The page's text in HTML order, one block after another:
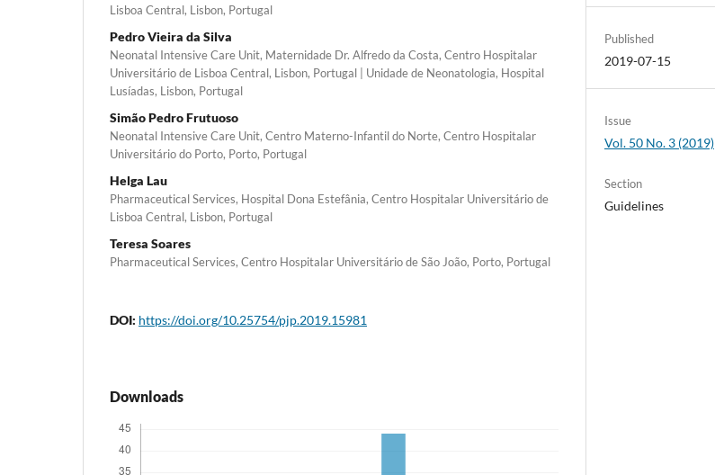
Lisboa Central, Lisbon, Portugal
Pedro Vieira da Silva
Neonatal Intensive Care Unit, Maternidade Dr. Alfredo da Costa, Centro Hospitalar
Universitário de Lisboa Central, Lisbon, Portugal | Unidade de Neonatologia, Hospital
Lusíadas, Lisbon, Portugal
Simão Pedro Frutuoso
Neonatal Intensive Care Unit, Centro Materno-Infantil do Norte, Centro Hospitalar
Universitário do Porto, Porto, Portugal
Helga Lau
Pharmaceutical Services, Hospital Dona Estefânia, Centro Hospitalar Universitário de
Lisboa Central, Lisbon, Portugal
Teresa Soares
Pharmaceutical Services, Centro Hospitalar Universitário de São João, Porto, Portugal
DOI: https://doi.org/10.25754/pjp.2019.15981
Downloads
Published
2019-07-15
Issue
Vol. 50 No. 3 (2019)
Section
Guidelines